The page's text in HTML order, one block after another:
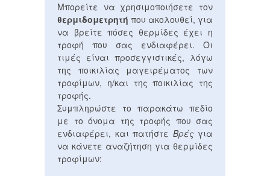
Μπορείτε να χρησιμοποιήσετε τον
θερμιδομετρητή που ακολουθεί, για
να βρείτε πόσες θερμίδες έχει η
τροφή που σας ενδιαφέρει. Οι
τιμές είναι προσεγγιστικές, λόγω
της ποικιλίας μαγειρέματος των
τροφίμων, η/και της ποικιλίας της
τροφής.
Συμπληρώστε το παρακάτω πεδίο
με το όνομα της τροφής που σας
ενδιαφέρει, και πατήστε Βρές για
να κάνετε αναζήτηση για θερμίδες
τροφίμων: